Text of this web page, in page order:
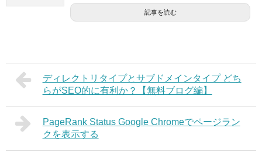
記事を読む
ディレクトリタイプとサブドメインタイプ どち
らがSEO的に有利か？【無料ブログ編】
PageRank Status Google Chromeでページラン
クを表示する